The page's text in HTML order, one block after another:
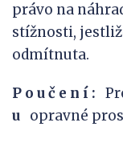
právo na
stížnosti,
odmítnuta.
P o u č e n í :
u opravné